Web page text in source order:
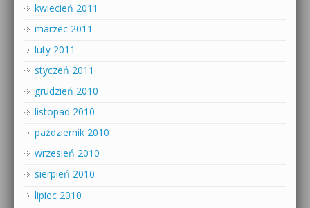
kwiecień 2011
marzec 2011
luty 2011
styczeń 2011
grudzień 2010
listopad 2010
październik 2010
wrzesień 2010
sierpień 2010
lipiec 2010